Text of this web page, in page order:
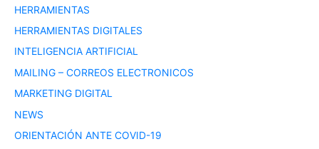
HERRAMIENTAS
HERRAMIENTAS DIGITALES
INTELIGENCIA ARTIFICIAL
MAILING – CORREOS ELECTRONICOS
MARKETING DIGITAL
NEWS
ORIENTACIÓN ANTE COVID-19